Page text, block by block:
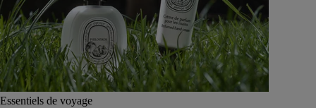
Essentiels de voyage